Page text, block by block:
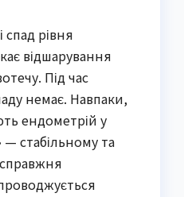
спад рівня
відшарування
Під час
немає. Навпаки,
ендометрій у
стабільному та